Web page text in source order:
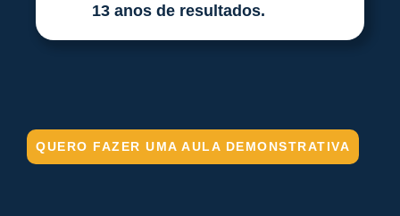
13 anos de resultados.
QUERO FAZER UMA AULA DEMONSTRATIVA